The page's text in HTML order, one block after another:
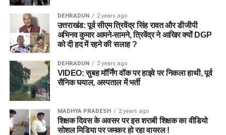
DEHRADUN 2 years ago
उत्तराखंड: पूर्व सीएम त्रिवेंद्र सिंह रावत और डीजीपी
अभिनव कुमार आमने-सामने, त्रिवेंद्र ने आखिर क्यों DGP
को दी हद में रहने की सलाह ?
DEHRADUN 2 years ago
VIDEO: सुबह मॉर्निंग वॉक पर हाइवे पर निकला हाथी, पूर्व
सैनिक घयाल, अस्पताल में भर्ती
MADHYA PRADESH 2 years ago
शिक्षक दिवस के अवसर पर इस शराबी शिक्षक का वीडियो
सोशल मिडिया पर जमकर हो रहा वायरल !